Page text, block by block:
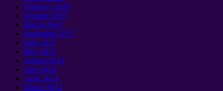
February 2020
October2019
March 2018
September 2017
June 2017
May 2015
August 2014
June 2014
April 2014
March 2014